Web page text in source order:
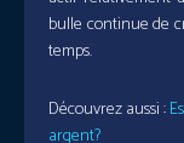
bulle continue de
temps.
Découvrez aussi :
argent?